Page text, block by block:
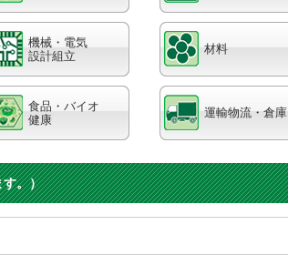
機械・電気
設計組立
材料
食品・バイオ
健康
運輸物流・倉庫
す。）